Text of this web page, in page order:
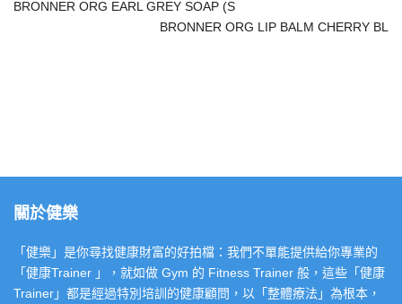
BRONNER ORG EARL GREY SOAP (S
BRONNER ORG LIP BALM CHERRY BL
關於健樂
「健樂」是你尋找健康財富的好拍檔：我們不單能提供給你專業的
「健康Trainer 」，就如做 Gym 的 Fitness Trainer 般，這些「健康
Trainer」都是經過特別培訓的健康顧問，以「整體療法」為根本，